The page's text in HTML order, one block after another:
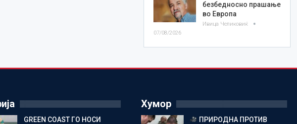
безбедносно прашање
во Европа
Ивица Челиковиќ
07/08/2026
GREEN COAST ГО НОСИ
Хумор
ПРИРОДНА ПРОТИВ